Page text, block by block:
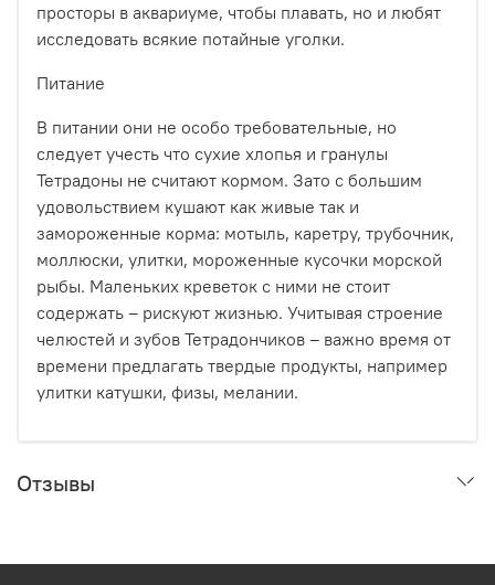
просторы в аквариуме, чтобы плавать, но и любят
исследовать всякие потайные уголки.
Питание
В питании они не особо требовательные, но
следует учесть что сухие хлопья и гранулы
Тетрадоны не считают кормом. Зато с большим
удовольствием кушают как живые так и
замороженные корма: мотыль, каретру, трубочник,
моллюски, улитки, мороженные кусочки морской
рыбы. Маленьких креветок с ними не стоит
содержать – рискуют жизнью. Учитывая строение
челюстей и зубов Тетрадончиков – важно время от
времени предлагать твердые продукты, например
улитки катушки, физы, мелании.
Отзывы